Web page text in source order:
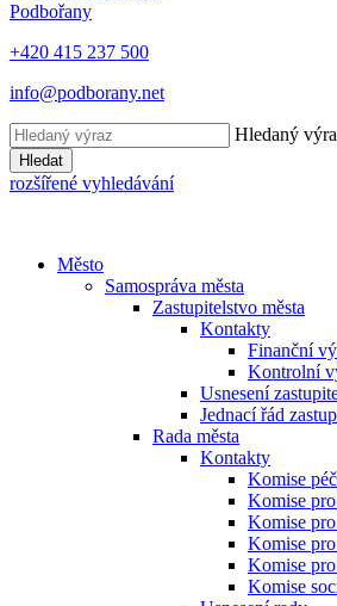
Podbořany
+420 415 237 500
info@podborany.net
Hledaný
Hledat
rozšířené vyhledávání
Město
Samospráva města
Zastupitelstvo města
Kontakty
Finanční
Kontrolní
Usnesení
Jednací řád
Rada města
Kontakty
Komise
Komise
Komise
Komise
Komise
Komise